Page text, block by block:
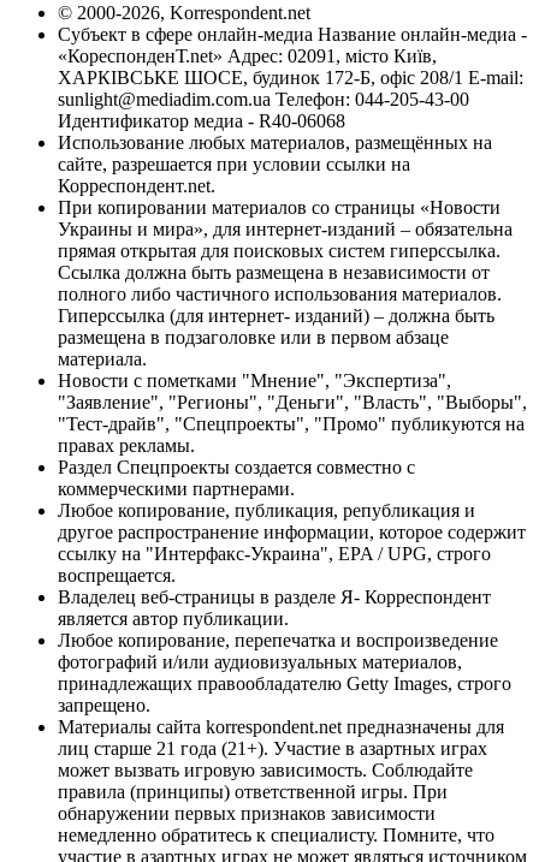
© 2000-2026, Korrespondent.net
Субъект в сфере онлайн-медиа Название онлайн-медиа -
«КореспонденТ.net» Адрес: 02091, місто Київ,
ХАРКІВСЬКЕ ШОСЕ, будинок 172-Б, офіс 208/1 E-mail:
sunlight@mediadim.com.ua Телефон: 044-205-43-00
Идентификатор медиа - R40-06068
Использование любых материалов, размещённых на
сайте, разрешается при условии ссылки на
Корреспондент.net.
При копировании материалов со страницы «Новости
Украины и мира», для интернет-изданий – обязательна
прямая открытая для поисковых систем гиперссылка.
Ссылка должна быть размещена в независимости от
полного либо частичного использования материалов.
Гиперссылка (для интернет- изданий) – должна быть
размещена в подзаголовке или в первом абзаце
материала.
Новости с пометками "Мнение", "Экспертиза",
"Заявление", "Регионы", "Деньги", "Власть", "Выборы",
"Тест-драйв", "Спецпроекты", "Промо" публикуются на
правах рекламы.
Раздел Спецпроекты создается совместно с
коммерческими партнерами.
Любое копирование, публикация, републикация и
другое распространение информации, которое содержит
ссылку на "Интерфакс-Украина", EPA / UPG, строго
воспрещается.
Владелец веб-страницы в разделе Я- Корреспондент
является автор публикации.
Любое копирование, перепечатка и воспроизведение
фотографий и/или аудиовизуальных материалов,
принадлежащих правообладателю Getty Images, строго
запрещено.
Материалы сайта korrespondent.net предназначены для
лиц старше 21 года (21+). Участие в азартных играх
может вызвать игровую зависимость. Соблюдайте
правила (принципы) ответственной игры. При
обнаружении первых признаков зависимости
немедленно обратитесь к специалисту. Помните, что
участие в азартных играх не может являться источником